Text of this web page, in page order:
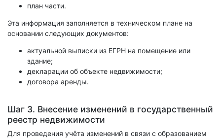
план части.
Эта информация заполняется в техническом плане на
основании следующих документов:
актуальной выписки из ЕГРН на помещение или
здание;
декларации об объекте недвижимости;
договора аренды.
Шаг 3. Внесение изменений в государственный
реестр недвижимости
Для проведения учёта изменений в связи с образованием